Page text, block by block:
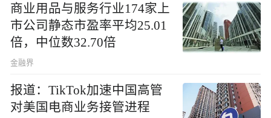
商业用品与服务行业174家上
市公司静态市盈率平均25.01
倍，中位数32.70倍
金融界
报道：TikTok加速中国高管
对美国电商业务接管进程